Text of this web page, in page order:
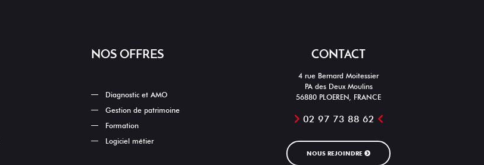
NOS OFFRES
Diagnostic et AMO
Gestion de patrimoine
Formation
Logiciel métier
CONTACT
4 rue Bernard Moitessier
PA des Deux Moulins
56880 PLOEREN, FRANCE
02 97 73 88 62
NOUS REJOINDRE